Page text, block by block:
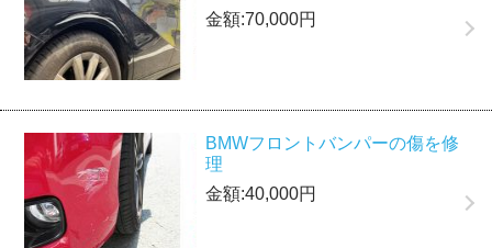
金額:70,000円
BMWフロントバンパーの傷を修
理
金額:40,000円